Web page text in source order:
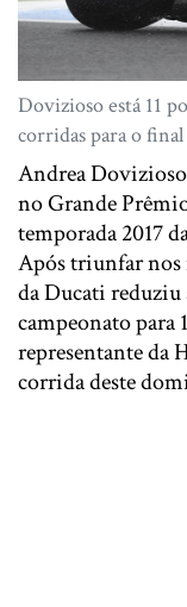
Dovizioso está 11
corridas para o
Andrea
no Grande
temporada 2017
Após triunfar
da Ducati reduziu
campeonato para
representante da
corrida deste